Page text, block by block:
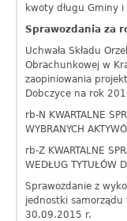
kwoty długu Gminy
Sprawozdania za
Uchwała Składu
Obrachunkowej w
zaopiniowania
Dobczyce na rok
rb-N KWARTALNE
WYBRANYCH
rb-Z KWARTALNE
WEDŁUG TYTUŁÓW
Sprawozdanie z
jednostki
30.09.2015 r.